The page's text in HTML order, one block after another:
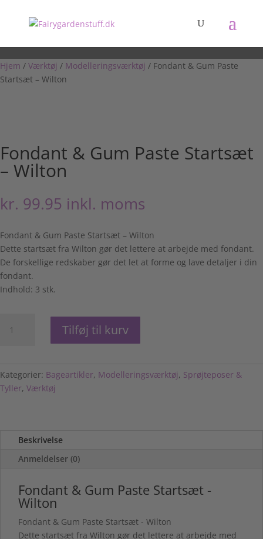
Hjem / Værktøj / Modelleringsværktøj / Fondant & Gum Paste
Startsæt – Wilton
Fondant & Gum Paste Startsæt
– Wilton
kr. 99.95 inkl. moms
Fondant & Gum Paste Startsæt – Wilton
Dette startsæt fra Wilton gør det lettere at arbejde med fondant.
De forskellige redskaber gør det let at forme og lave detaljer i din
fondant.
Indhold: 3 stk.
Startsæt
-
Tilføj til kurv
Kategorier: Bageartikler, Modelleringsværktøj, Sprøjteposer &
Tyller, Værktøj
Beskrivelse
Anmeldelser (0)
Fondant & Gum Paste Startsæt -
Wilton
Fondant & Gum Paste Startsæt - Wilton
Dette startsæt fra Wilton gør det lettere at arbejde med